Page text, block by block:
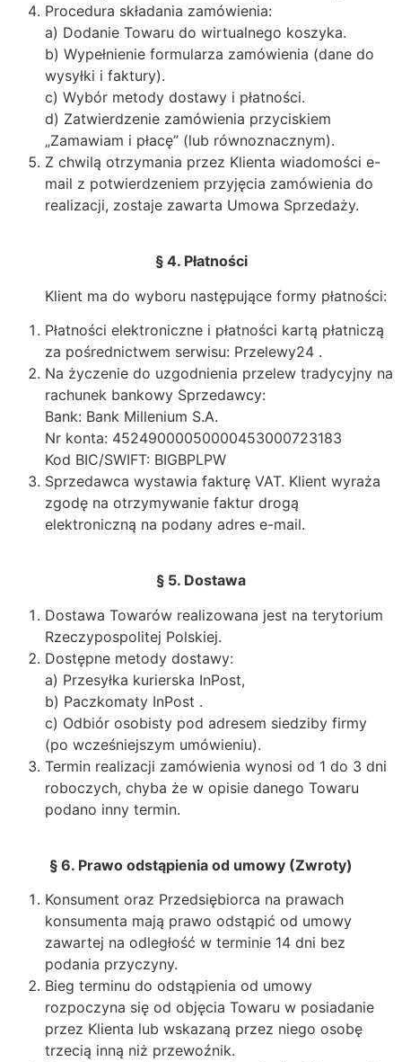
Procedura składania zamówienia:
a) Dodanie Towaru do wirtualnego koszyka.
b) Wypełnienie formularza zamówienia (dane do
wysyłki i faktury).
c) Wybór metody dostawy i płatności.
d) Zatwierdzenie zamówienia przyciskiem
„Zamawiam i płacę” (lub równoznacznym).
Z chwilą otrzymania przez Klienta wiadomości e-
mail z potwierdzeniem przyjęcia zamówienia do
realizacji, zostaje zawarta Umowa Sprzedaży.
§ 4. Płatności
Klient ma do wyboru następujące formy płatności:
Płatności elektroniczne i płatności kartą płatniczą
za pośrednictwem serwisu: Przelewy24 .
Na życzenie do uzgodnienia przelew tradycyjny na
rachunek bankowy Sprzedawcy:
Bank: Bank Millenium S.A.
Nr konta: 45249000050000453000723183
Kod BIC/SWIFT: BIGBPLPW
Sprzedawca wystawia fakturę VAT. Klient wyraża
zgodę na otrzymywanie faktur drogą
elektroniczną na podany adres e-mail.
§ 5. Dostawa
Dostawa Towarów realizowana jest na terytorium
Rzeczypospolitej Polskiej.
Dostępne metody dostawy:
a) Przesyłka kurierska InPost,
b) Paczkomaty InPost .
c) Odbiór osobisty pod adresem siedziby firmy
(po wcześniejszym umówieniu).
Termin realizacji zamówienia wynosi od 1 do 3 dni
roboczych, chyba że w opisie danego Towaru
podano inny termin.
§ 6. Prawo odstąpienia od umowy (Zwroty)
Konsument oraz Przedsiębiorca na prawach
konsumenta mają prawo odstąpić od umowy
zawartej na odległość w terminie 14 dni bez
podania przyczyny.
Bieg terminu do odstąpienia od umowy
rozpoczyna się od objęcia Towaru w posiadanie
przez Klienta lub wskazaną przez niego osobę
trzecią inną niż przewoźnik.